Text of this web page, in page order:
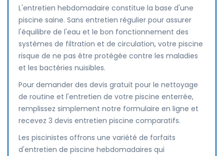
L'entretien hebdomadaire constitue la base d'une
piscine saine. Sans entretien régulier pour assurer
l'équilibre de l'eau et le bon fonctionnement des
systèmes de filtration et de circulation, votre piscine
risque de ne pas être protégée contre les maladies
et les bactéries nuisibles.
Pour demander des devis gratuit pour le nettoyage
de routine et l'entretien de votre piscine enterrée,
remplissez simplement notre formulaire en ligne et
recevez 3 devis entretien piscine comparatifs.
Les piscinistes offrons une variété de forfaits
d'entretien de piscine hebdomadaires qui